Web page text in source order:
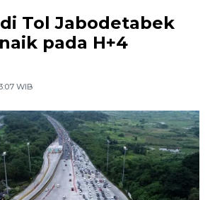
Tol Jabodetabek
pada H+4
WIB